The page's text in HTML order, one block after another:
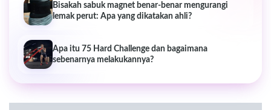
Bisakah sabuk magnet benar-benar mengurangi
lemak perut: Apa yang dikatakan ahli?
Apa itu 75 Hard Challenge dan bagaimana
sebenarnya melakukannya?